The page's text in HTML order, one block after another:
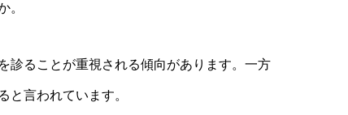
。
診ることが重視される傾向があります。一方
と言われています。